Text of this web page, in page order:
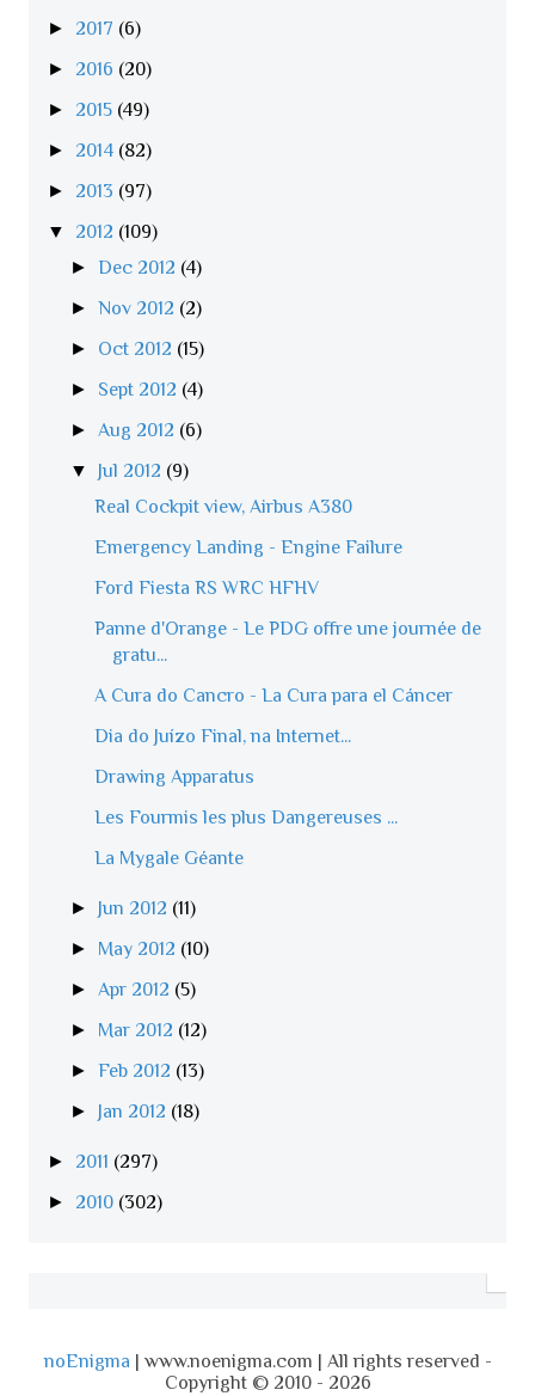
► 2017 (6)
► 2016 (20)
► 2015 (49)
► 2014 (82)
► 2013 (97)
▼ 2012 (109)
►Dec 2012 (4)
►Nov 2012 (2)
► Oct 2012 (15)
► Sept 2012 (4)
► Aug 2012 (6)
▼ Jul 2012 (9)
Real Cockpit view, Airbus A380
Emergency Landing - Engine Failure
Ford Fiesta RS WRC HFHV
Panne d'Orange - Le PDG offre une journée de
gratu...
A Cura do Cancro - La Cura para el Cáncer
Dia do Juízo Final, na Internet...
Drawing Apparatus
Les Fourmis les plus Dangereuses ...
La Mygale Géante
► Jun 2012 (11)
► May 2012 (10)
► Apr 2012 (5)
► Mar 2012 (12)
►Feb 2012 (13)
► Jan 2012 (18)
► 2011 (297)
► 2010 (302)
noEnigma | www.noenigma.com | All rights reserved -
Copyright © 2010 - 2026